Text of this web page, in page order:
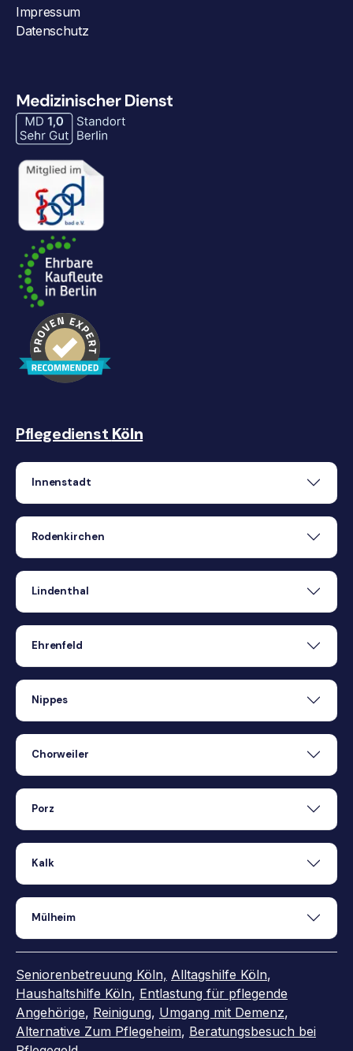
Impressum
Datenschutz
Pflegedienst Köln
Innenstadt
Rodenkirchen
Lindenthal
Ehrenfeld
Nippes
Chorweiler
Porz
Kalk
Mülheim
Seniorenbetreuung Köln, Alltagshilfe Köln,
Haushaltshilfe Köln, Entlastung für pflegende
Angehörige, Reinigung, Umgang mit Demenz,
Alternative Zum Pflegeheim, Beratungsbesuch bei